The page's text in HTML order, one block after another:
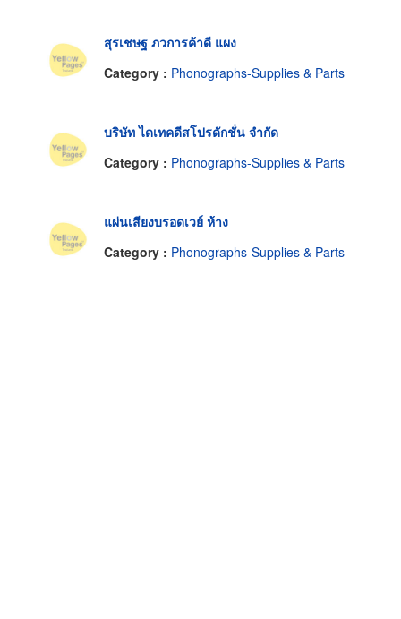
สุรเชษฐ ภวการค้าดี แผง
Category : Phonographs-Supplies & Parts
บริษัท ไดเทคดีสโปรดักชั่น จำกัด
Category : Phonographs-Supplies & Parts
แผ่นเสียงบรอดเวย์ ห้าง
Category : Phonographs-Supplies & Parts